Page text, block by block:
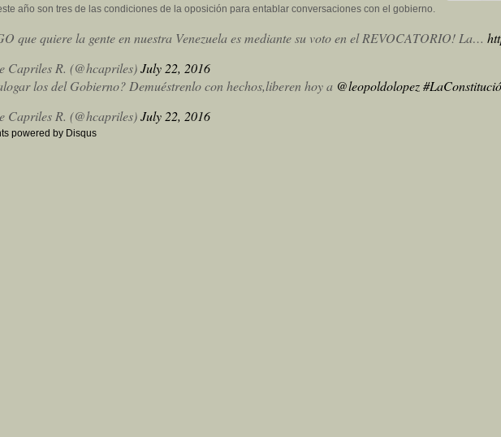
año son tres de las condiciones de la oposición para entablar conversaciones con el gobierno.
que quiere la gente en nuestra Venezuela es mediante su voto en el REVOCATORIO! La…
Capriles R. (@hcapriles)July 22, 2016
los del Gobierno? Demuéstrenlo con hechos,liberen hoy a @leopoldolopez
Capriles R. (@hcapriles)July 22, 2016
powered by Disqus